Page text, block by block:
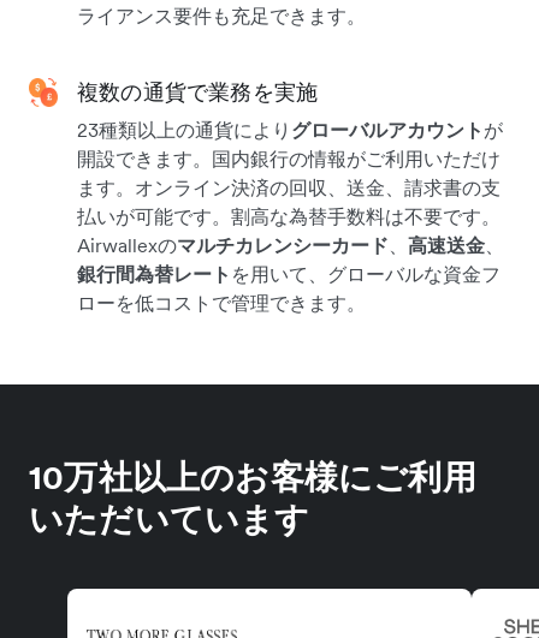
ライアンス要件も充足できます。
複数の通貨で業務を実施
23種類以上の通貨により グローバルアカウント が
開設できます。国内銀行の情報がご利用いただけ
ます。オンライン決済の回収、送金、請求書の支
払いが可能です。割高な為替手数料は不要です。
Airwallexのマルチカレンシーカード 高速送金
銀行間為替レート を用いて、グローバルな資金フ
ローを低コストで管理できます。
10万社以上のお客様にご利用
いただいています